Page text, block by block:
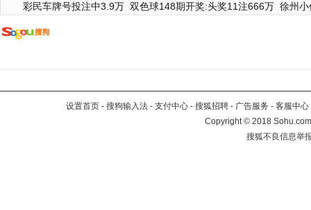
彩民车牌号投注中3.9万 双色球148期开奖:头奖11注666万 徐州
设置首页 - 搜狗输入法 - 支付中心 - 搜狐招聘 - 广告服务 - 客服中心
Copyright©2018
搜狐不良信息举